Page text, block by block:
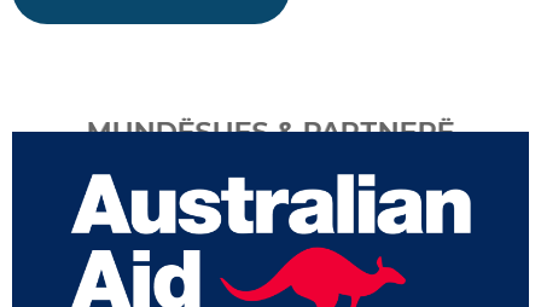
MUNDËSUES & PARTNERË